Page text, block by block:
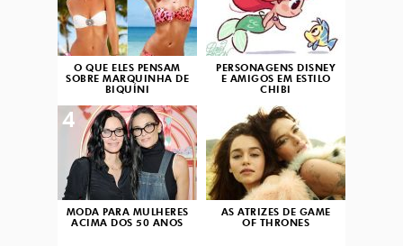
O QUE ELES PENSAM
SOBRE MARQUINHA DE
BIQUÍNI
PERSONAGENS DISNEY
E AMIGOS EM ESTILO
CHIBI
MODA PARA MULHERES
ACIMA DOS 50 ANOS
4
AS ATRIZES DE GAME
OF THRONES